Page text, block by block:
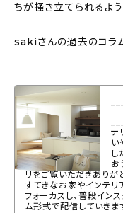
ちが掻き立てられるよう
sakiさんの過去のコラ
テ
い
し
お
リをご覧いただきありが
すてきなお家やインテリ
フォーカスし、普段イン
ム形式で配信していきま